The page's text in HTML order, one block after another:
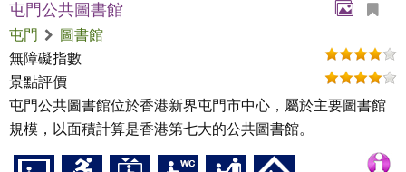
屯門公共圖書館
屯門
圖書館
無障礙指數
景點評價
屯門公共圖書館位於香港新界屯門市中心，屬於主要圖書館
規模，以面積計算是香港第七大的公共圖書館。